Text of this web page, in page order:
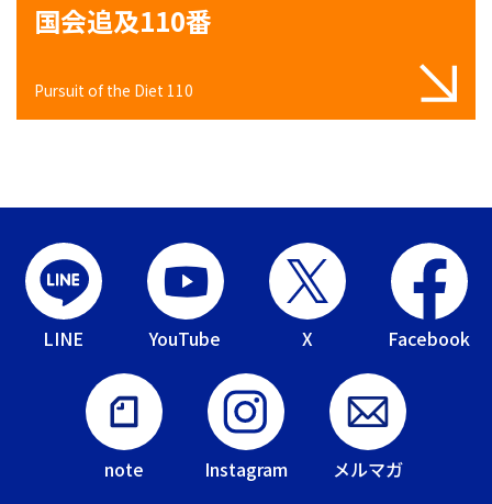
国会追及110番
Pursuit of the Diet 110
LINE YouTube X Facebook
note Instagram メルマガ